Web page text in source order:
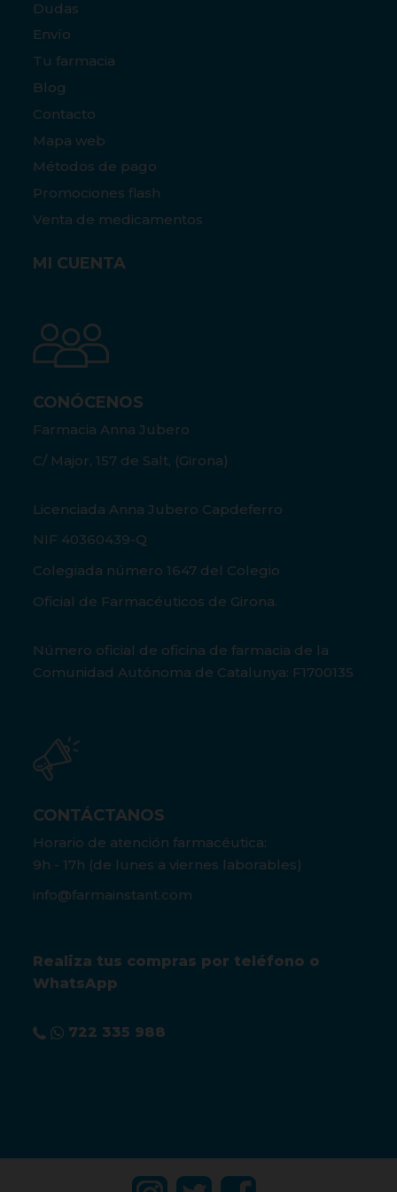
Dudas
Envío
Tu farmacia
Blog
Contacto
Mapa web
Métodos de pago
Promociones flash
Venta de medicamentos
MI CUENTA
CONÓCENOS
Farmacia Anna Jubero
C/ Major, 157 de Salt, (Girona)
Licenciada Anna Jubero Capdeferro
NIF 40360439-Q
Colegiada número 1647 del Colegio
Oficial de Farmacéuticos de Girona.
Número oficial de oficina de farmacia de la
Comunidad Autónoma de Catalunya: F1700135
CONTÁCTANOS
Horario de atención farmacéutica:
9h - 17h (de lunes a viernes laborables)
info@farmainstant.com
Realiza tus compras por teléfono o
WhatsApp
722 335 988